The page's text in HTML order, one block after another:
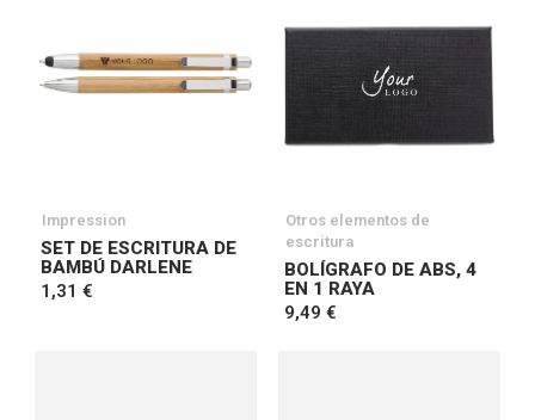
Impression
SET DE ESCRITURA DE
BAMBÚ DARLENE
1,31 €
Otros elementos de
escritura
BOLÍGRAFO DE ABS, 4
EN 1 RAYA
9,49 €